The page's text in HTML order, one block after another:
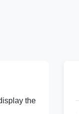
display the